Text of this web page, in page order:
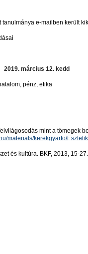
e-mailben került
2019. március 12. kedd
pénz, etika
mint a tömegek
materials/kerekgyarto/
és kultúra. BKF, 2013, 15-27.